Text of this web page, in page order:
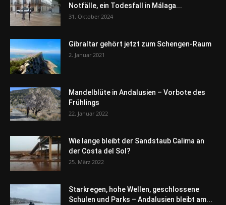
Notfälle, ein Todesfall in Málaga...
31. Oktober 2024
Gibraltar gehört jetzt zum Schengen-Raum
2. Januar 2021
Mandelblüte in Andalusien – Vorbote des
Frühlings
22. Januar 2022
Wie lange bleibt der Sandstaub Calima an
der Costa del Sol?
25. März 2022
Starkregen, hohe Wellen, geschlossene
Schulen und Parks – Andalusien bleibt am...